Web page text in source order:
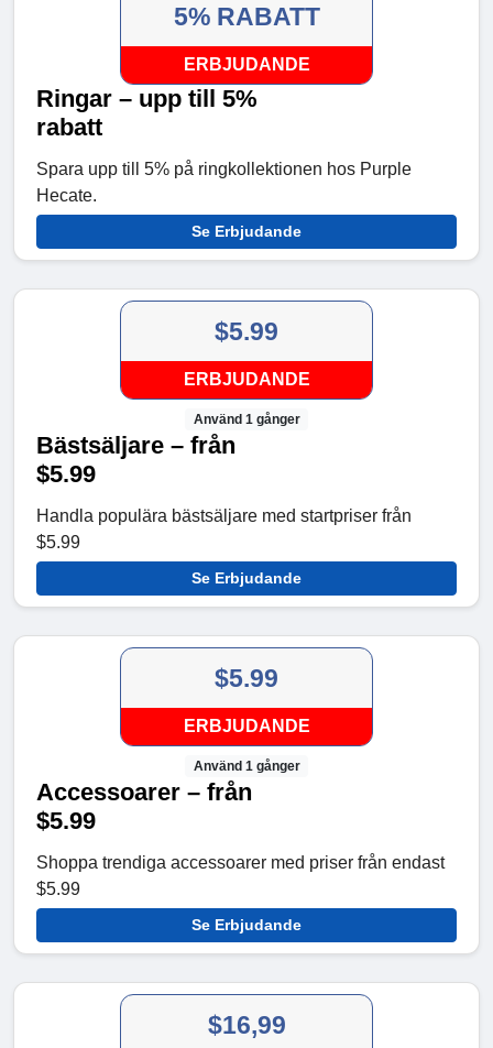
5% RABATT
ERBJUDANDE
Ringar – upp till 5%
rabatt
Spara upp till 5% på ringkollektionen hos Purple
Hecate.
Se Erbjudande
$5.99
ERBJUDANDE
Använd 1 gånger
Bästsäljare – från
$5.99
Handla populära bästsäljare med startpriser från
$5.99
Se Erbjudande
$5.99
ERBJUDANDE
Använd 1 gånger
Accessoarer – från
$5.99
Shoppa trendiga accessoarer med priser från endast
$5.99
Se Erbjudande
$16,99